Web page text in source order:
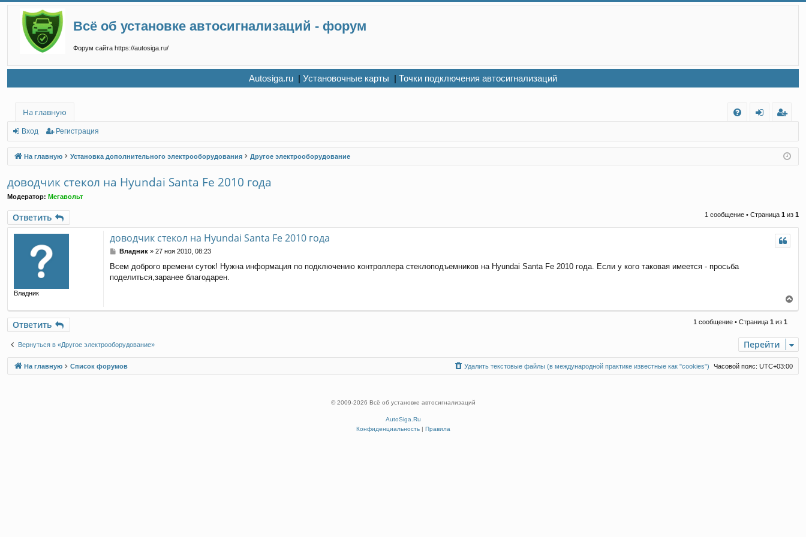
Всё об установке автосигнализаций - форум
Форум сайта https://autosiga.ru/
Autosiga.ru | Установочные карты | Точки подключения автосигнализаций
На главную
Q
д
ис
тр
Вход Регистрация
На главную Установка дополнительного электрооборудования Другое электрооборудование
доводчик стекол на Hyundai Santa Fe 2010 года
Модератор: Мегавольт
Ответить 1 сообщение • Страница 1 из 1
Владник
доводчик стекол на Hyundai Santa Fe 2010 года
С
о
б
и
Владник» 27 ноя 2010, 08:23
Всем доброго времени суток! Нужна информация по подключению контроллера стеклоподъемников на Hyundai Santa Fe 2010 года. Если у кого таковая имеется - просьба
поделиться,заранее благодарен.
е
у
ь
я
Ответить 1 сообщение • Страница 1 из 1
Вернуться в «Другое электрооборудование» Перейти
На главную Список форумов Часовой пояс: UTC+03:00
Удалить текстовые файлы (в международной практике известные как "cookies")
© 2009-2026 Всё об установке автосигнализаций
AutoSiga.Ru
Конфиденциальность| Правила